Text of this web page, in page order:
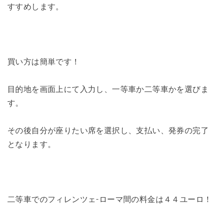
すすめします。
買い方は簡単です！
目的地を画面上にて入力し、一等車か二等車かを選びま
す。
その後自分が座りたい席を選択し、支払い、発券の完了
となります。
二等車でのフィレンツェ-ローマ間の料金は４４ユーロ！